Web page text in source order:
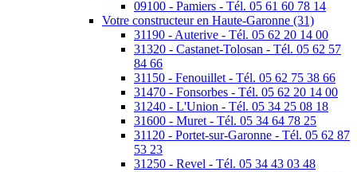
09100 - Pamiers - Tél. 05 61 60 78 14
Votre constructeur en Haute-Garonne (31)
31190 - Auterive - Tél. 05 62 20 14 00
31320 - Castanet-Tolosan - Tél. 05 62 57
84 66
31150 - Fenouillet - Tél. 05 62 75 38 66
31470 - Fonsorbes - Tél. 05 62 20 14 00
31240 - L'Union - Tél. 05 34 25 08 18
31600 - Muret - Tél. 05 34 64 78 25
31120 - Portet-sur-Garonne - Tél. 05 62 87
53 23
31250 - Revel - Tél. 05 34 43 03 48